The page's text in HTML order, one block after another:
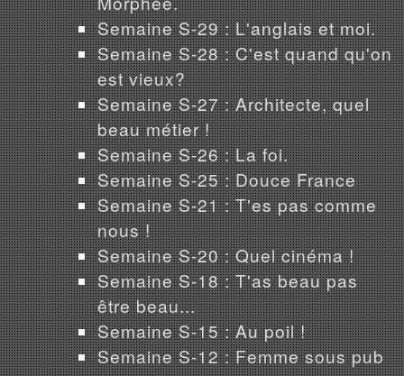
Semaine S-29 : L'anglais et moi.
Semaine S-28 : C'est quand qu'on
est vieux?
Semaine S-27 : Architecte, quel
beau métier !
Semaine S-26 : La foi.
Semaine S-25 : Douce France
Semaine S-21 : T'es pas comme
nous !
Semaine S-20 : Quel cinéma !
Semaine S-18 : T'as beau pas
être beau...
Semaine S-15 : Au poil !
Semaine S-12 : Femme sous pub